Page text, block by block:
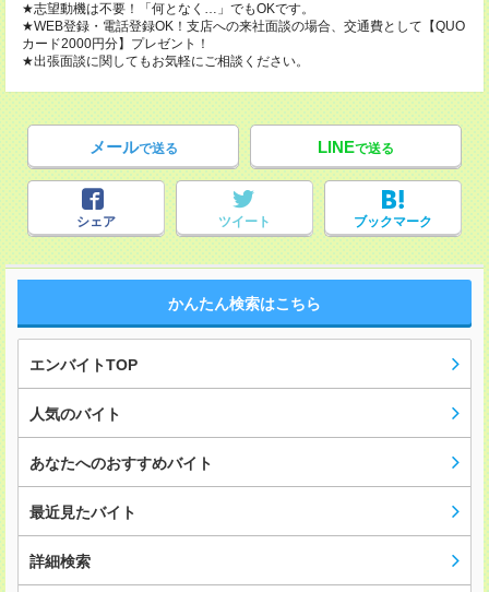
★志望動機は不要！「何となく…」でもOKです。
★WEB登録・電話登録OK！支店への来社面談の場合、交通費として【QUO
カード2000円分】プレゼント！
★出張面談に関してもお気軽にご相談ください。
メールで送る LINEで送る
シェア ツイート ブックマーク
かんたん検索はこちら
エンバイトTOP
人気のバイト
あなたへのおすすめバイト
最近見たバイト
詳細検索